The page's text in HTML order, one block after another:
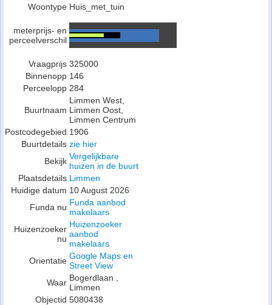
Woontype Huis_met_tuin
meterprijs- en
perceelverschil
Vraagprijs 325000
Binnenopp 146
Perceelopp 284
Buurtnaam
Limmen West,
Limmen Oost,
Limmen Centrum
Postcodegebied 1906
Buurtdetails zie hier
Bekijk Vergelijkbare
huizen in de buurt
Plaatsdetails Limmen
Huidige datum 10 August 2026
Funda nu Funda aanbod
makelaars
Huizenzoeker
nu
Huizenzoeker
aanbod
makelaars
Orientatie Google Maps en
Street View
Waar Bogerdlaan ,
Limmen
Objectid 5080438